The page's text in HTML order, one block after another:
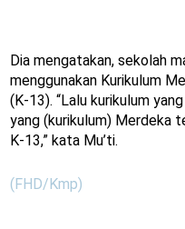
Dia mengatakan, sekolah
menggunakan Kurikulum
(K-13). “Lalu kurikulum
yang (kurikulum) Merdeka
K-13,” kata Mu’ti.
(FHD/Kmp)